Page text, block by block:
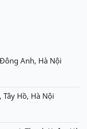
Anh, Hà Nội
Tây Hồ, Hà Nội